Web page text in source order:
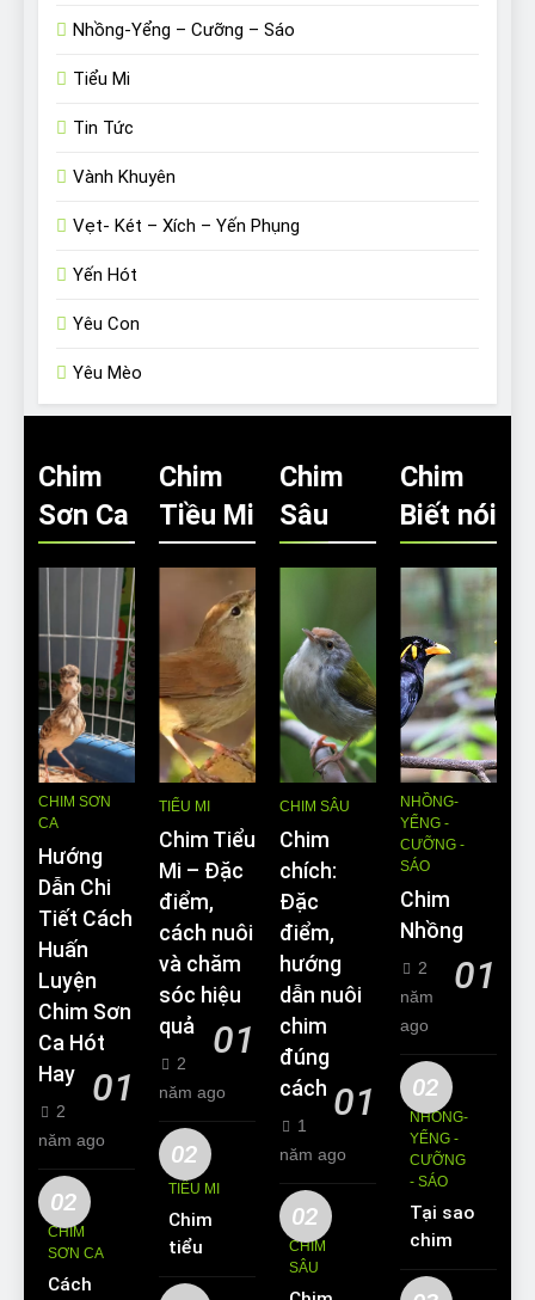
Nhồng-Yểng – Cưỡng – Sáo
Tiểu Mi
Tin Tức
Vành Khuyên
Vẹt- Két – Xích – Yến Phụng
Yến Hót
Yêu Con
Yêu Mèo
Chim
Sơn Ca
CHIM SƠN
CA
Hướng
Dẫn Chi
Tiết Cách
Huấn
Luyện
Chim Sơn
Ca Hót
Hay
01
2
năm ago
02
CHIM
SƠN CA
Cách
Chim
Tiều Mi
TIỂU MI
Chim Tiểu
Mi – Đặc
điểm,
cách nuôi
và chăm
sóc hiệu
quả
01
2
năm ago
02
TIỂU MI
Chim
tiểu mi
ăn gì?
Chim
Sâu
CHIM SÂU
Chim
chích:
Đặc
điểm,
hướng
dẫn nuôi
chim
đúng
cách 01
1
năm ago
02
CHIM
SÂU
Chim
Biết nói
NHỒNG-
YỂNG -
CƯỠNG -
SÁO
Chim
Nhồng
01
2
năm
ago
02
NHỒNG-
YỂNG -
CƯỠNG
- SÁO
Tại sao
chim
Sáo lại
được